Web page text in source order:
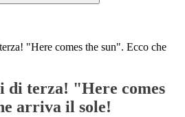
"Here comes the sun". Ecco che
di terza! "Here comes
arriva il sole!